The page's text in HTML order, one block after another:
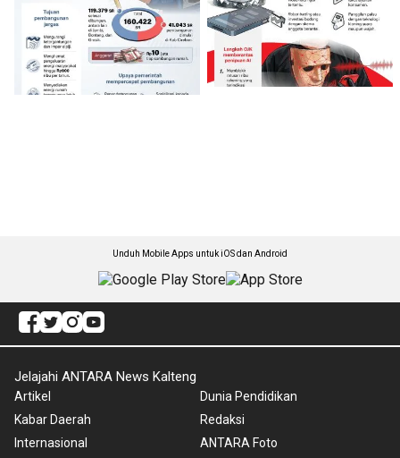
Unduh Mobile Apps untuk iOS dan Android
Jelajahi ANTARA News Kalteng
Artikel
Kabar Daerah
Internasional
Dunia Pendidikan
Redaksi
ANTARA Foto